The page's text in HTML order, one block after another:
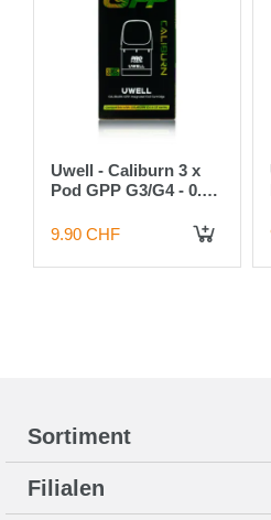
Uwell - Caliburn 3 x
Pod GPP G3/G4 - 0.4
9.90 CHF
Sortiment
Filialen